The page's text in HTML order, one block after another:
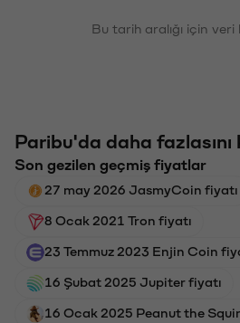
Bu tarih aralığı için veri
Paribu'da daha fazlasını
Son gezilen geçmiş fiyatlar
27 may 2026 JasmyCoin fiyatı
8 Ocak 2021 Tron fiyatı
23 Temmuz 2023 Enjin Coin
16 Şubat 2025 Jupiter fiyatı
16 Ocak 2025 Peanut the